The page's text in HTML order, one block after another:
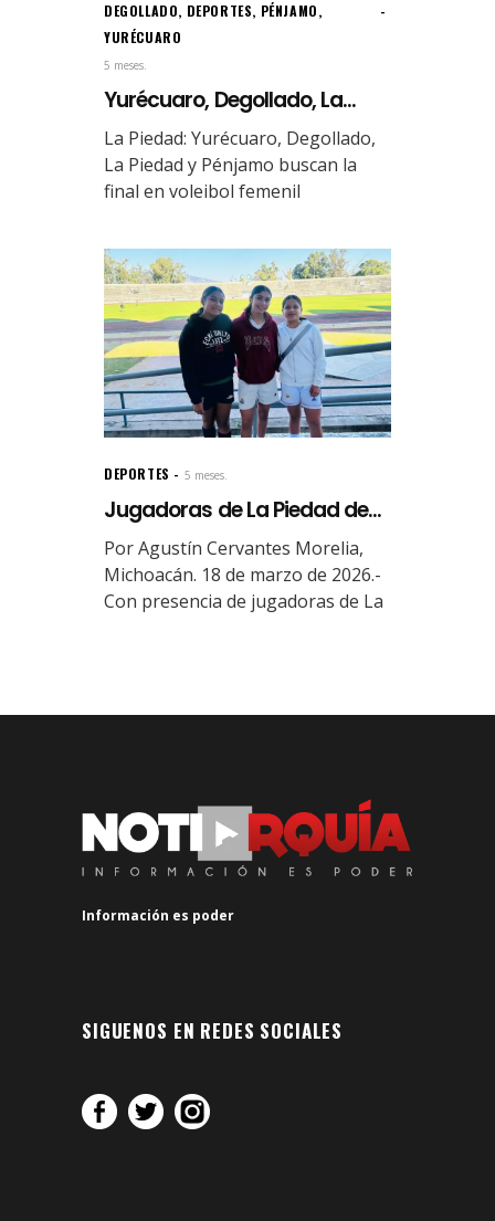
DEGOLLADO, DEPORTES, PÉNJAMO,
YURÉCUARO
5 meses.
Yurécuaro, Degollado, La...
La Piedad: Yurécuaro, Degollado,
La Piedad y Pénjamo buscan la
final en voleibol femenil
DEPORTES 5 meses.
Jugadoras de La Piedad de...
Por Agustín Cervantes Morelia,
Michoacán. 18 de marzo de 2026.-
Con presencia de jugadoras de La
Información es poder
SIGUENOS EN REDES SOCIALES